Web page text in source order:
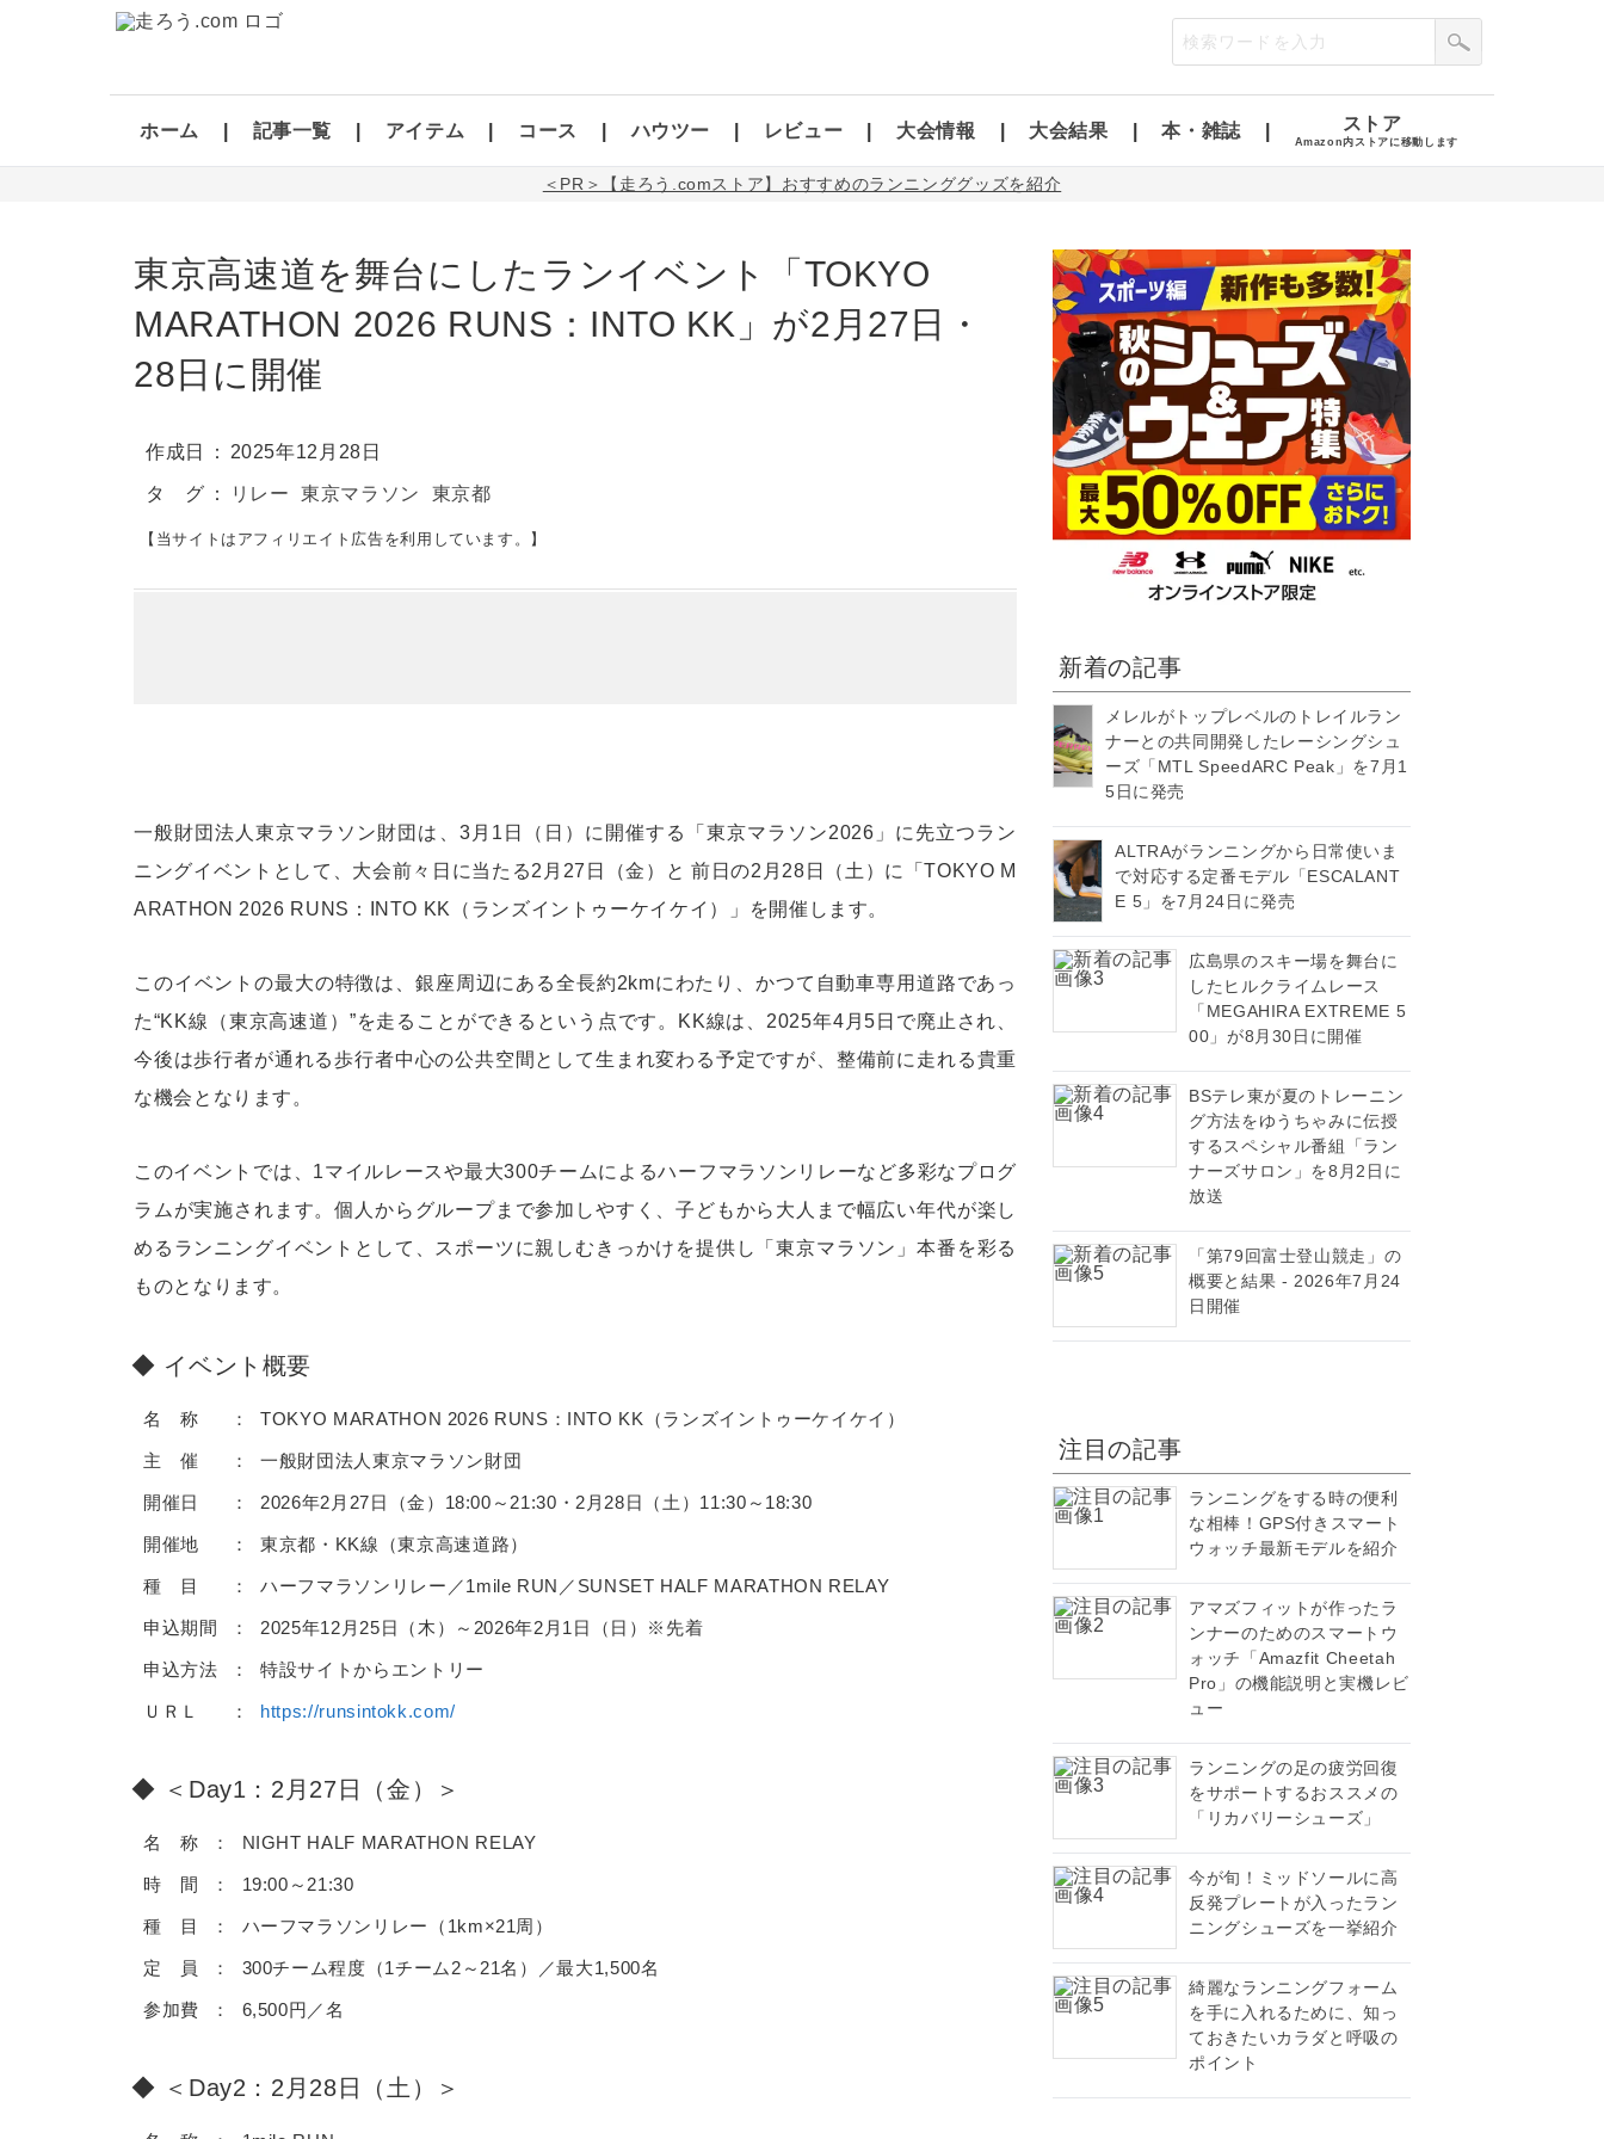
ホーム 記事一覧 アイテム コース ハウツー レビュー 大会情報 大会結果 本・雑誌 ストア
Amazon内ストアに移動します
＜PR＞【走ろう.comストア】おすすめのランニンググッズを紹介
東京高速道を舞台にしたランイベント「TOKYO
MARATHON 2026 RUNS：INTO KK」が2月27日・
28日に開催
作成日 2025年12月28日
タ グ リレー 東京マラソン 東京都
【当サイトはアフィリエイト広告を利用しています。】
一般財団法人東京マラソン財団は、3月1日（日）に開催する「東京マラソン2026」に先立つラン
ニングイベントとして、大会前々日に当たる2月27日（金）と 前日の2月28日（土）に「TOKYO M
ARATHON 2026 RUNS：INTO KK（ランズイントゥーケイケイ）」を開催します。
このイベントの最大の特徴は、銀座周辺にある全長約2kmにわたり、かつて自動車専用道路であっ
た“KK線（東京高速道）”を走ることができるという点です。KK線は、2025年4月5日で廃止され、
今後は歩行者が通れる歩行者中心の公共空間として生まれ変わる予定ですが、整備前に走れる貴重
な機会となります。
このイベントでは、1マイルレースや最大300チームによるハーフマラソンリレーなど多彩なプログ
ラムが実施されます。個人からグループまで参加しやすく、子どもから大人まで幅広い年代が楽し
めるランニングイベントとして、スポーツに親しむきっかけを提供し「東京マラソン」本番を彩る
ものとなります。
イベント概要
名 称 TOKYO MARATHON 2026 RUNS：INTO KK（ランズイントゥーケイケイ）
主 催 一般財団法人東京マラソン財団
開催日 2026年2月27日（金）18:00～21:30・2月28日（土）11:30～18:30
開催地 東京都・KK線（東京高速道路）
種 目 ハーフマラソンリレー／1mile RUN／SUNSET HALF MARATHON RELAY
申込期間 2025年12月25日（木）～2026年2月1日（日）※先着
申込方法 特設サイトからエントリー
ＵＲＬ https://runsintokk.com/
＜Day1：2月27日（金）＞
名 称 NIGHT HALF MARATHON RELAY
時 間 19:00～21:30
種 目 ハーフマラソンリレー（1km×21周）
定 員 300チーム程度（1チーム2～21名）／最大1,500名
参加費 6,500円／名
＜Day2：2月28日（土）＞
新着の記事
メレルがトップレベルのトレイルラン
ナーとの共同開発したレーシングシュ
ーズ「MTL SpeedARC Peak」を7月1
5日に発売
ALTRAがランニングから日常使いま
で対応する定番モデル「ESCALANT
E 5」を7月24日に発売
広島県のスキー場を舞台に
したヒルクライムレース
「MEGAHIRA EXTREME 5
00」が8月30日に開催
BSテレ東が夏のトレーニン
グ方法をゆうちゃみに伝授
するスペシャル番組「ラン
ナーズサロン」を8月2日に
放送
「第79回富士登山競走」の
概要と結果 - 2026年7月24
日開催
注目の記事
ランニングをする時の便利
な相棒！GPS付きスマート
ウォッチ最新モデルを紹介
アマズフィットが作ったラ
ンナーのためのスマートウ
ォッチ「Amazfit Cheetah
Pro」の機能説明と実機レビ
ュー
ランニングの足の疲労回復
をサポートするおススメの
「リカバリーシューズ」
今が旬！ミッドソールに高
反発プレートが入ったラン
ニングシューズを一挙紹介
綺麗なランニングフォーム
を手に入れるために、知っ
ておきたいカラダと呼吸の
ポイント